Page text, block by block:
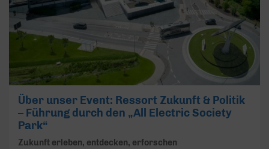
Über unser Event: Ressort Zukunft & Politik
– Führung durch den „All Electric Society
Park“
Zukunft erleben, entdecken, erforschen